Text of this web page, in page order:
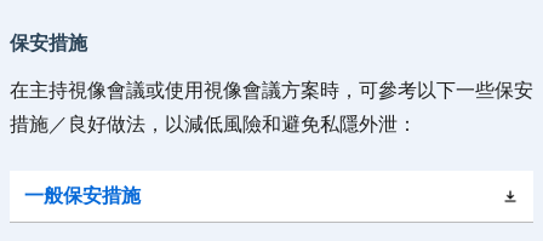
保安措施
在主持視像會議或使用視像會議方案時，可參考以下一些保安
措施／良好做法，以減低風險和避免私隱外泄：
一般保安措施